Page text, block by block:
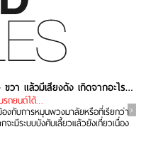
หมุนพวงมาลัยซ้าย – ขวา แล้วมีเสียงดัง เกิดจากอะไร แก้ยังไง
รถยนต์ได้…
งกับการหมุนพวงมาลัยหรือที่เรียกว่า
ะมีระบบบังคับเลี้ยวแล้วยังเกี่ยวเนื่อง